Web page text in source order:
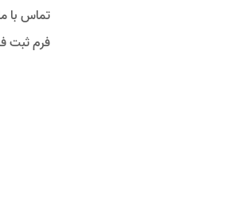
تماس با
فرم ثبت